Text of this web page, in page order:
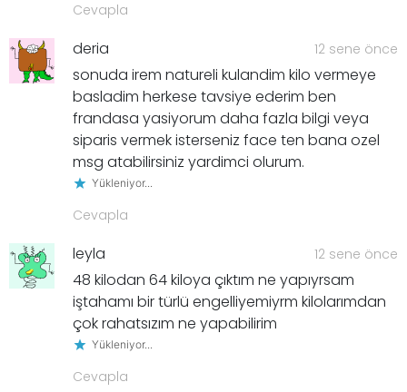
Cevapla
deria 12 sene önce
sonuda irem natureli kulandim kilo vermeye
basladim herkese tavsiye ederim ben
frandasa yasiyorum daha fazla bilgi veya
siparis vermek isterseniz face ten bana ozel
msg atabilirsiniz yardimci olurum.
Yükleniyor...
Cevapla
leyla 12 sene önce
48 kilodan 64 kiloya çıktım ne yapıyrsam
iştahamı bir türlü engelliyemiyrm kilolarımdan
çok rahatsızım ne yapabilirim
Yükleniyor...
Cevapla